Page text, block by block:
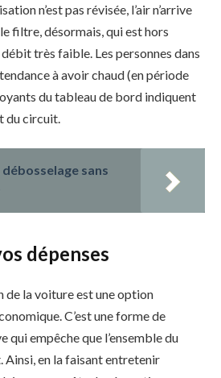
n’est pas révisée, l’air n’arrive
filtre, désormais, qui est hors
très faible. Les personnes dans
à avoir chaud (en période
du tableau de bord indiquent
du circuit.
sans
dépenses
de la voiture est une option
C’est une forme de
qui empêche que l’ensemble du
en la faisant entretenir